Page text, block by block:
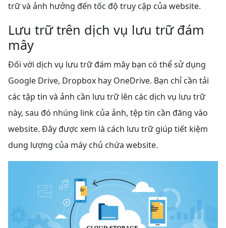
trữ và ảnh hưởng đến tốc độ truy cập của website.
Lưu trữ trên dịch vụ lưu trữ đám
mây
Đối với dịch vụ lưu trữ đám mây bạn có thể sử dụng
Google Drive, Dropbox hay OneDrive. Bạn chỉ cần tải
các tập tin và ảnh cần lưu trữ lên các dịch vụ lưu trữ
này, sau đó nhúng link của ảnh, tệp tin cần đăng vào
website. Đây được xem là cách lưu trữ giúp tiết kiệm
dung lượng của máy chủ chứa website.